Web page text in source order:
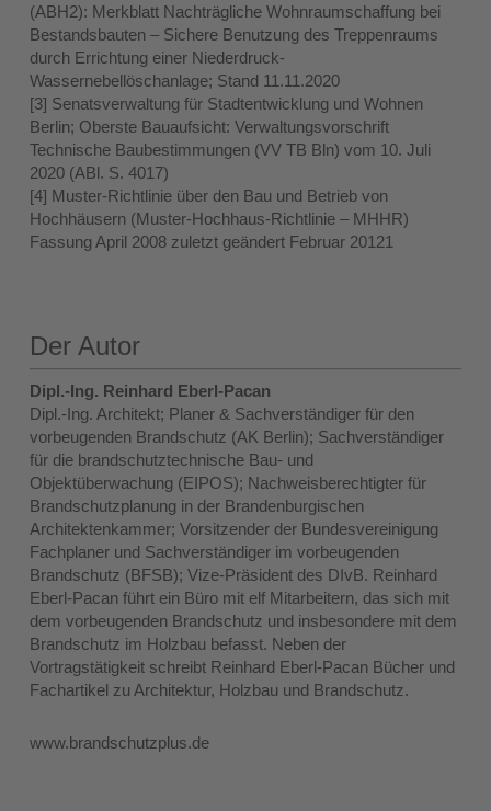
(ABH2): Merkblatt Nachträgliche Wohnraumschaffung bei
Bestandsbauten – Sichere Benutzung des Treppenraums
durch Errichtung einer Niederdruck-
Wassernebellöschanlage; Stand 11.11.2020
[3] Senatsverwaltung für Stadtentwicklung und Wohnen
Berlin; Oberste Bauaufsicht: Verwaltungsvorschrift
Technische Baubestimmungen (VV TB Bln) vom 10. Juli
2020 (ABl. S. 4017)
[4] Muster-Richtlinie über den Bau und Betrieb von
Hochhäusern (Muster-Hochhaus-Richtlinie – MHHR)
Fassung April 2008 zuletzt geändert Februar 20121
Der Autor
Dipl.-Ing. Reinhard Eberl-Pacan
Dipl.-Ing. Architekt; Planer & Sachverständiger für den
vorbeugenden Brandschutz (AK Berlin); Sachverständiger
für die brandschutztechnische Bau- und
Objektüberwachung (EIPOS); Nachweisberechtigter für
Brandschutzplanung in der Brandenburgischen
Architektenkammer; Vorsitzender der Bundesvereinigung
Fachplaner und Sachverständiger im vorbeugenden
Brandschutz (BFSB); Vize-Präsident des DIvB. Reinhard
Eberl-Pacan führt ein Büro mit elf Mitarbeitern, das sich mit
dem vorbeugenden Brandschutz und insbesondere mit dem
Brandschutz im Holzbau befasst. Neben der
Vortragstätigkeit schreibt Reinhard Eberl-Pacan Bücher und
Fachartikel zu Architektur, Holzbau und Brandschutz.
www.brandschutzplus.de